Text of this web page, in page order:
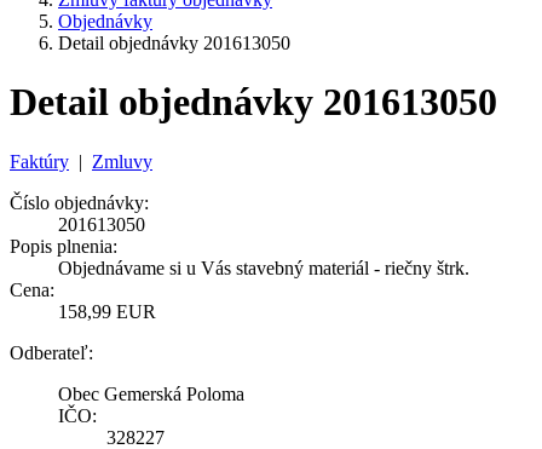
Objednávky
Detail objednávky 201613050
Detail objednávky 201613050
Faktúry | Zmluvy
Číslo objednávky:
201613050
Popis plnenia:
Objednávame si u Vás stavebný materiál - riečny štrk.
Cena:
158,99 EUR
Odberateľ:
Obec Gemerská Poloma
IČO:
328227